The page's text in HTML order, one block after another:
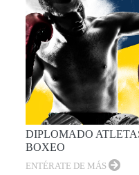
DIPLOMADO
BOXEO
ENTÉRATE DE MÁS